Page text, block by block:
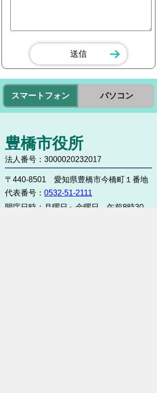
スマートフォン パソコン
豊橋市役所
法人番号：3000020232017
〒440-8501 愛知県豊橋市今橋町１番地
代表番号： 0532-51-2111
開庁日時：
月曜日～金曜日 午前8時30